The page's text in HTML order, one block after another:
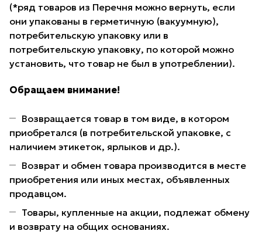
(*ряд товаров из Перечня можно вернуть, если
они упакованы в герметичную (вакуумную),
потребительскую упаковку или в
потребительскую упаковку, по которой можно
установить, что товар не был в употреблении).
Обращаем внимание!
Возвращается товар в том виде, в котором
приобретался (в потребительской упаковке, с
наличием этикеток, ярлыков и др.).
Возврат и обмен товара производится в месте
приобретения или иных местах, объявленных
продавцом.
Товары, купленные на акции, подлежат обмену
и возврату на общих основаниях.